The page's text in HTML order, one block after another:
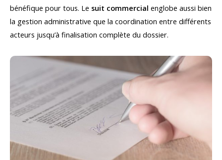
bénéfique pour tous. Le suit commercial englobe aussi bien
la gestion administrative que la coordination entre différents
acteurs jusqu’à finalisation complète du dossier.